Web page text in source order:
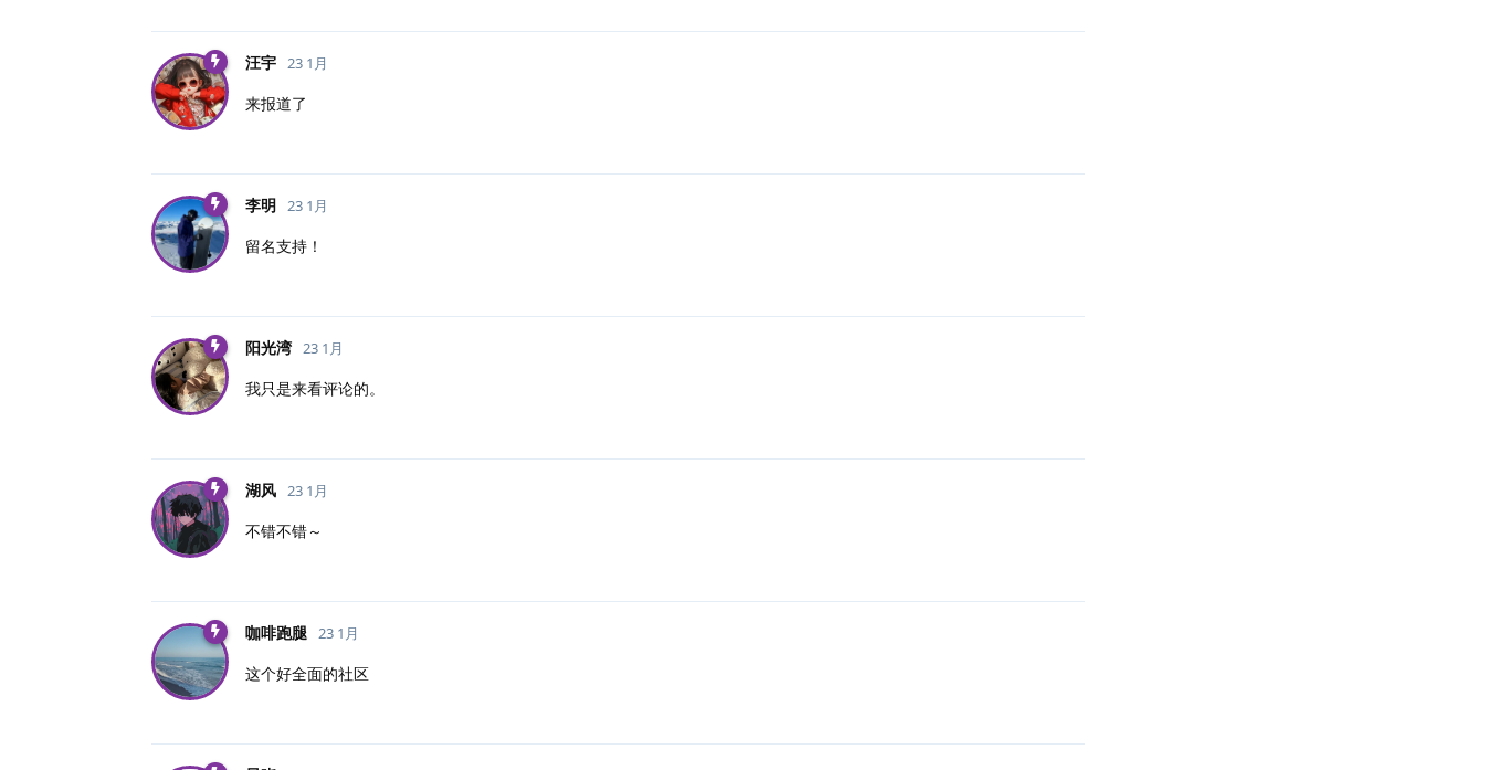
汪宇 23 1月
来报道了
李明 23 1月
留名支持！
阳光湾 23 1月
我只是来看评论的。
湖风 23 1月
不错不错～
咖啡跑腿 23 1月
这个好全面的社区